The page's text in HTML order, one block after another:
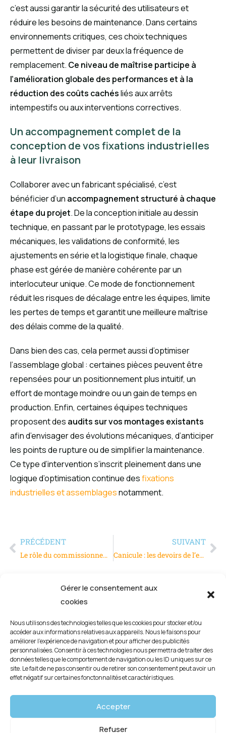
Gérer le consentement aux
cookies
Nous utilisons des technologies telles que les cookies pour stocker et/ou
accéder aux informations relatives aux appareils. Nous le faisons pour
améliorer l’expérience de navigation et pour afficher des publicités
personnalisées. Consentir à ces technologies nous permettra de traiter des
données telles que le comportement de navigation ou les ID uniques sur ce
site. Le fait de ne pas consentir ou de retirer son consentement peut avoir un
effet négatif sur certaines fonctonnalités et caractéristiques.
Accepter
Refuser
c’est aussi garantir la sécurité des utilisateurs et
réduire les besoins de maintenance. Dans certains
environnements critiques, ces choix techniques
permettent de diviser par deux la fréquence de
remplacement. Ce niveau de maîtrise participe à
l’amélioration globale des performances et à la
réduction des coûts cachésliés aux arrêts
intempestifs ou aux interventions correctives.
Un accompagnement complet de la
conception de vos fixations industrielles
à leur livraison
Collaborer avec un fabricant spécialisé, c’est
bénéficier d’un accompagnement structuré à chaque
étape du projet. De la conception initiale au dessin
technique, en passant par le prototypage, les essais
mécaniques, les validations de conformité, les
ajustements en série et la logistique finale, chaque
phase est gérée de manière cohérente par un
interlocuteur unique. Ce mode de fonctionnement
réduit les risques de décalage entre les équipes, limite
les pertes de temps et garantit une meilleure maîtrise
des délais comme de la qualité.
Dans bien des cas, cela permet aussi d’optimiser
l’assemblage global : certaines pièces peuvent être
repensées pour un positionnement plus intuitif, un
effort de montage moindre ou un gain de temps en
production. Enfin, certaines équipes techniques
proposent des audits sur vos montages existants
afin d’envisager des évolutions mécaniques, d’anticiper
les points de rupture ou de simplifier la maintenance.
Ce type d’intervention s’inscrit pleinement dans une
logique d’optimisation continue desfixations
industrielles et assemblagesnotamment.
PRÉCÉDENT
Le rôle du commissionnement dans la conformité technique des bâtiments
SUIVANT
Canicule : les devoirs de l’employeur face aux fortes chaleurs dans l’industrie et le BTP
Politique de confidentialité